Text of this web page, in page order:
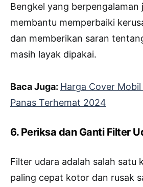
Bengkel yang berpengalaman
membantu memperbaiki
dan memberikan saran
masih layak dipakai.
Baca Juga: Harga Cover
Panas Terhemat 2024
6. Periksa dan Ganti Filter
Filter udara adalah salah satu
paling cepat kotor dan rusak